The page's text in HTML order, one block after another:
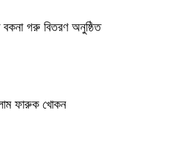
বকনা গরু বিতরণ অনুষ্ঠিত
ফারুক খোকন